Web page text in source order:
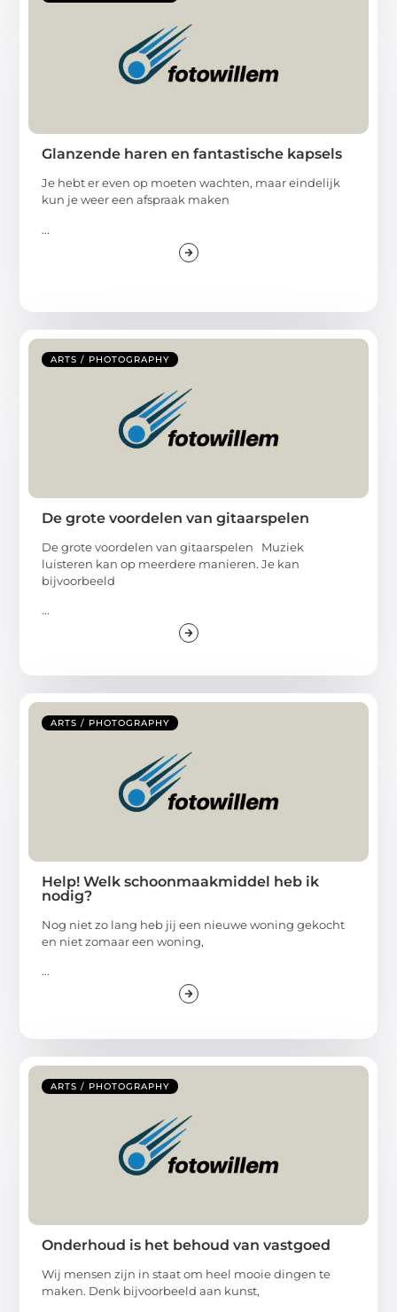
Glanzende haren en fantastische kapsels
Je hebt er even op moeten wachten, maar eindelijk
kun je weer een afspraak maken
...
ARTS / PHOTOGRAPHY
De grote voordelen van gitaarspelen
De grote voordelen van gitaarspelen Muziek
luisteren kan op meerdere manieren. Je kan
bijvoorbeeld
...
ARTS / PHOTOGRAPHY
Help! Welk schoonmaakmiddel heb ik
nodig?
Nog niet zo lang heb jij een nieuwe woning gekocht
en niet zomaar een woning,
...
ARTS / PHOTOGRAPHY
Onderhoud is het behoud van vastgoed
Wij mensen zijn in staat om heel mooie dingen te
maken. Denk bijvoorbeeld aan kunst,